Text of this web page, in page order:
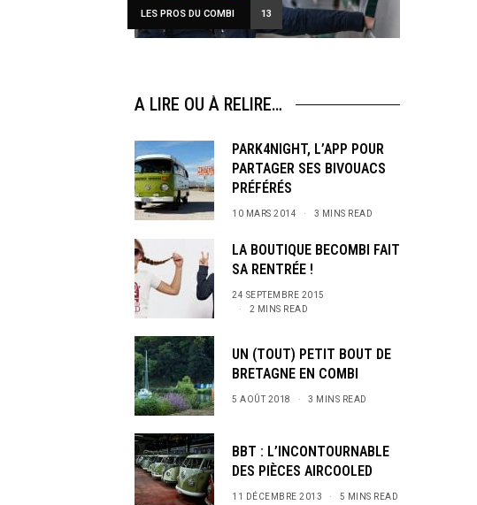
LES PROS DU COMBI 13
A LIRE OU À RELIRE…
PARK4NIGHT, L’APP POUR
PARTAGER SES BIVOUACS
PRÉFÉRÉS
10 MARS 2014 3 MINS READ
LA BOUTIQUE BECOMBI FAIT
SA RENTRÉE !
24 SEPTEMBRE 2015
2 MINS READ
UN (TOUT) PETIT BOUT DE
BRETAGNE EN COMBI
5 AOÛT 2018 3 MINS READ
BBT : L’INCONTOURNABLE
DES PIÈCES AIRCOOLED
11 DÉCEMBRE 2013 5 MINS READ